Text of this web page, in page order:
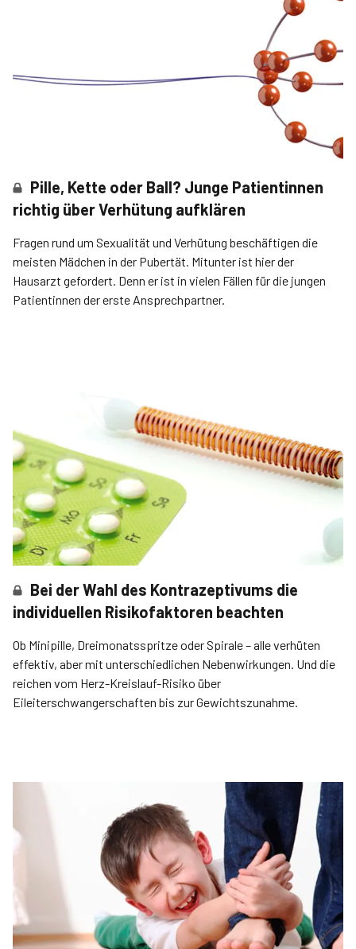
Pille, Kette oder Ball? Junge Patientinnen
richtig über Verhütung aufklären
Fragen rund um Sexualität und Verhütung beschäftigen die
meisten Mädchen in der Pubertät. Mitunter ist hier der
Hausarzt gefordert. Denn er ist in vielen Fällen für die jungen
Patientinnen der erste Ansprechpartner.
Bei der Wahl des Kontrazeptivums die
individuellen Risikofaktoren beachten
Ob Minipille, Dreimonatsspritze oder Spirale – alle verhüten
effektiv, aber mit unterschiedlichen Nebenwirkungen. Und die
reichen vom Herz-Kreislauf-Risiko über
Eileiterschwangerschaften bis zur Gewichtszunahme.